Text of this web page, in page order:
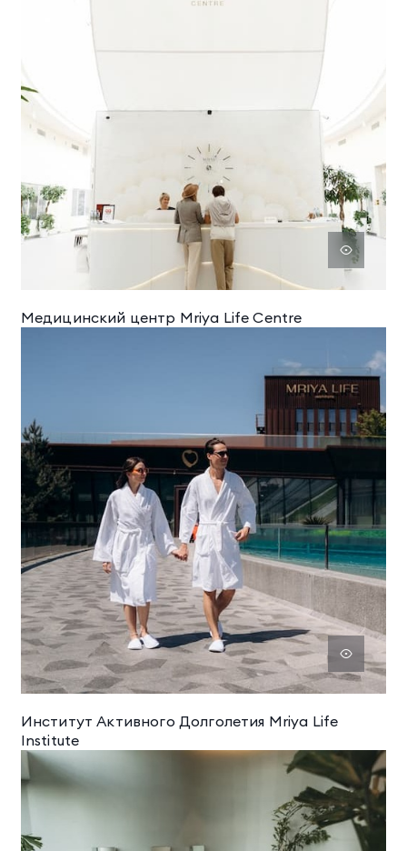
Медицинский центр Mriya Life Centrе
Институт Активного Долголетия Mriya Life
Institute